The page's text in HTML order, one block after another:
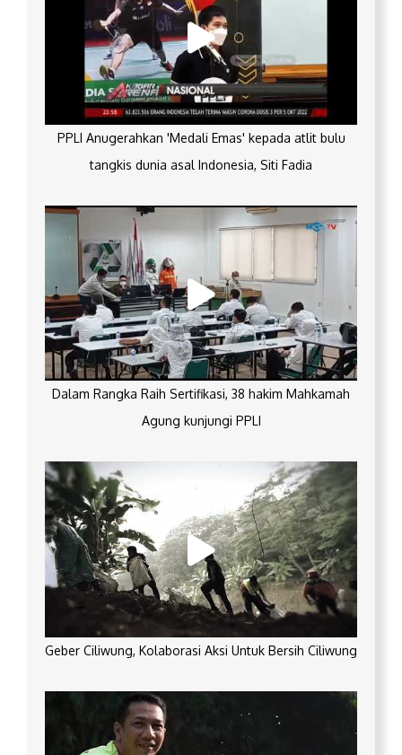
PPLI Anugerahkan 'Medali Emas' kepada atlit bulu
tangkis dunia asal Indonesia, Siti Fadia
Dalam Rangka Raih Sertifikasi, 38 hakim Mahkamah
Agung kunjungi PPLI
Geber Ciliwung, Kolaborasi Aksi Untuk Bersih Ciliwung